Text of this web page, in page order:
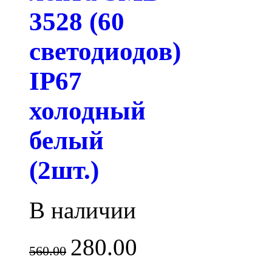
3528 (60
светодиодов)
IP67
холодный
белый
(2шт.)
В наличии
560.00 280.00